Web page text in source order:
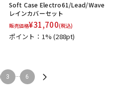
Soft Case Electro61/Lead/Wave
レインカバーセット
販売価格¥31,700(税込)
ポイント：1%(288pt)
3 ... 6